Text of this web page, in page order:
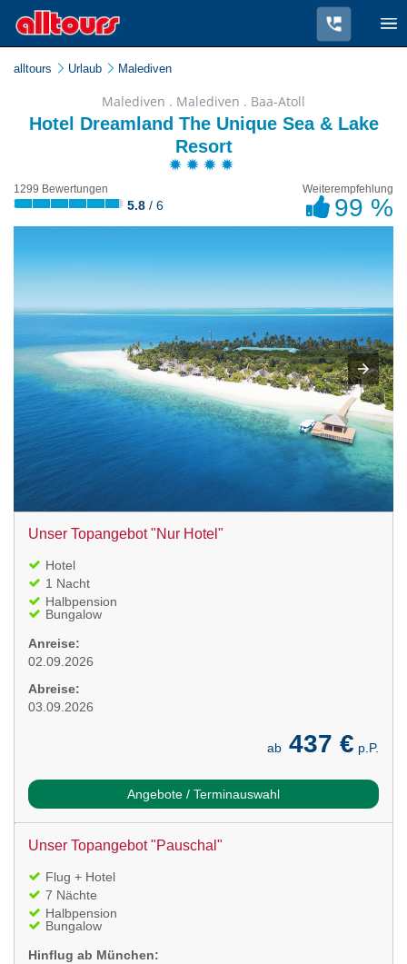
alltours Urlaub Malediven
Malediven . Malediven . Baa-Atoll
Hotel Dreamland The Unique Sea & Lake
Resort
1299 Bewertungen
5.8 / 6
Weiterempfehlung
99 %
Unser Topangebot "Nur Hotel"
Hotel
1 Nacht
Halbpension
Bungalow
Anreise:
02.09.2026
Abreise:
03.09.2026
ab 437 € p.P.
Angebote / Terminauswahl
Unser Topangebot "Pauschal"
Flug + Hotel
7 Nächte
Halbpension
Bungalow
Hinflug ab München: